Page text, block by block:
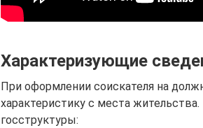
Характеризующие
При оформлении соискателя на
характеристику с места
госструктуры: